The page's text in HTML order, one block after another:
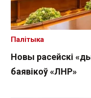
Новы расейскі
баявікоў «ЛНР»
Палітыка